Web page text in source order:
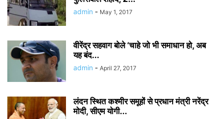
admin - May 1, 2017
वीरेंद्र सहवाग बोले ‘चाहे जो भी समाधान हो, अब
यह बंद...
admin - April 27, 2017
लंदन स्थित कश्मीर समूहों से प्रधान मंत्री नरेंद्र
मोदी, सीएम योगी...